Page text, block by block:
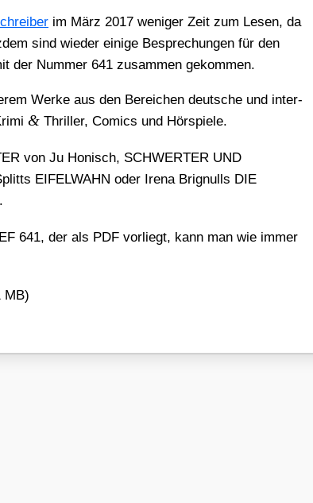
im März 2017 weni­ger Zeit zum Lesen, da
sind wie­der eini­ge Bespre­chun­gen für den
der Num­mer 641 zusam­men gekom­men.
Wer­ke aus den Berei­chen deut­sche und inter­
& Thril­ler, Comics und Hör­spie­le.
von Ju Honisch, SCHWERTER UND
EIFELWAHN oder Ire­na Brig­nulls DIE
641, der als PDF vor­liegt, kann man wie immer
MB)